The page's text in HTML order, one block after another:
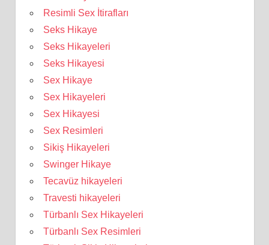
Resimli Sex İtirafları
Seks Hikaye
Seks Hikayeleri
Seks Hikayesi
Sex Hikaye
Sex Hikayeleri
Sex Hikayesi
Sex Resimleri
Sikiş Hikayeleri
Swinger Hikaye
Tecavüz hikayeleri
Travesti hikayeleri
Türbanlı Sex Hikayeleri
Türbanlı Sex Resimleri